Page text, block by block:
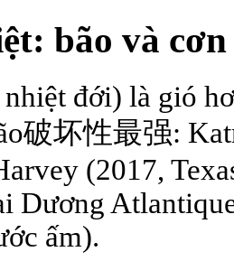
bão và cơn
nhiệt đới) là gió
破坏性最强:
(2017,
Dương
ấm).